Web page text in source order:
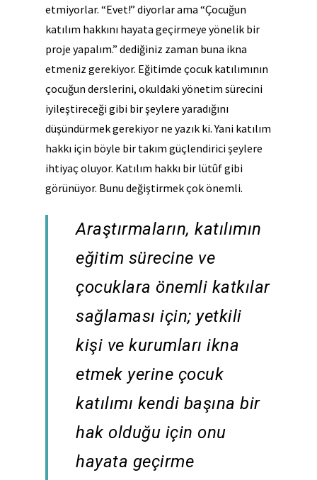
etmiyorlar. “Evet!” diyorlar ama “Çocuğun
katılım hakkını hayata geçirmeye yönelik bir
proje yapalım.” dediğiniz zaman buna ikna
etmeniz gerekiyor. Eğitimde çocuk katılımının
çocuğun derslerini, okuldaki yönetim sürecini
iyileştireceği gibi bir şeylere yaradığını
düşündürmek gerekiyor ne yazık ki. Yani katılım
hakkı için böyle bir takım güçlendirici şeylere
ihtiyaç oluyor. Katılım hakkı bir lütûf gibi
görünüyor. Bunu değiştirmek çok önemli.
Araştırmaların, katılımın
eğitim sürecine ve
çocuklara önemli katkılar
sağlaması için; yetkili
kişi ve kurumları ikna
etmek yerine çocuk
katılımı kendi başına bir
hak olduğu için onu
hayata geçirme